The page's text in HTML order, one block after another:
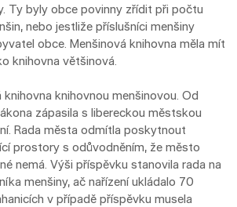
Ty byly obce povinny zřídit při počtu
nebo jestliže příslušníci menšiny
obce. Menšinová knihovna měla mít
knihovna většinová.
knihovnou menšinovou. Od
zápasila s libereckou městskou
Rada města odmítla poskytnout
prostory s odůvodněním, že město
nemá. Výši příspěvku stanovila rada na
menšiny, ač nařízení ukládalo 70
v případě příspěvku musela